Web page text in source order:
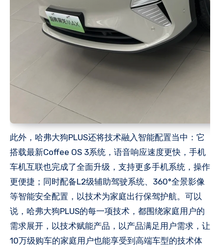
此外，哈弗大狗PLUS还将技术融入智能配置当中：它
搭载最新Coffee OS 3系统，语音响应速度更快，手机
车机互联也完成了全面升级，支持更多手机系统，操作
更便捷；同时配备L2级辅助驾驶系统、360°全景影像
等智能安全配置，以技术为家庭出行保驾护航。可以
说，哈弗大狗PLUS的每一项技术，都围绕家庭用户的
需求展开，以技术赋能产品，以产品满足用户需求，让
10万级购车的家庭用户也能享受到高端车型的技术体